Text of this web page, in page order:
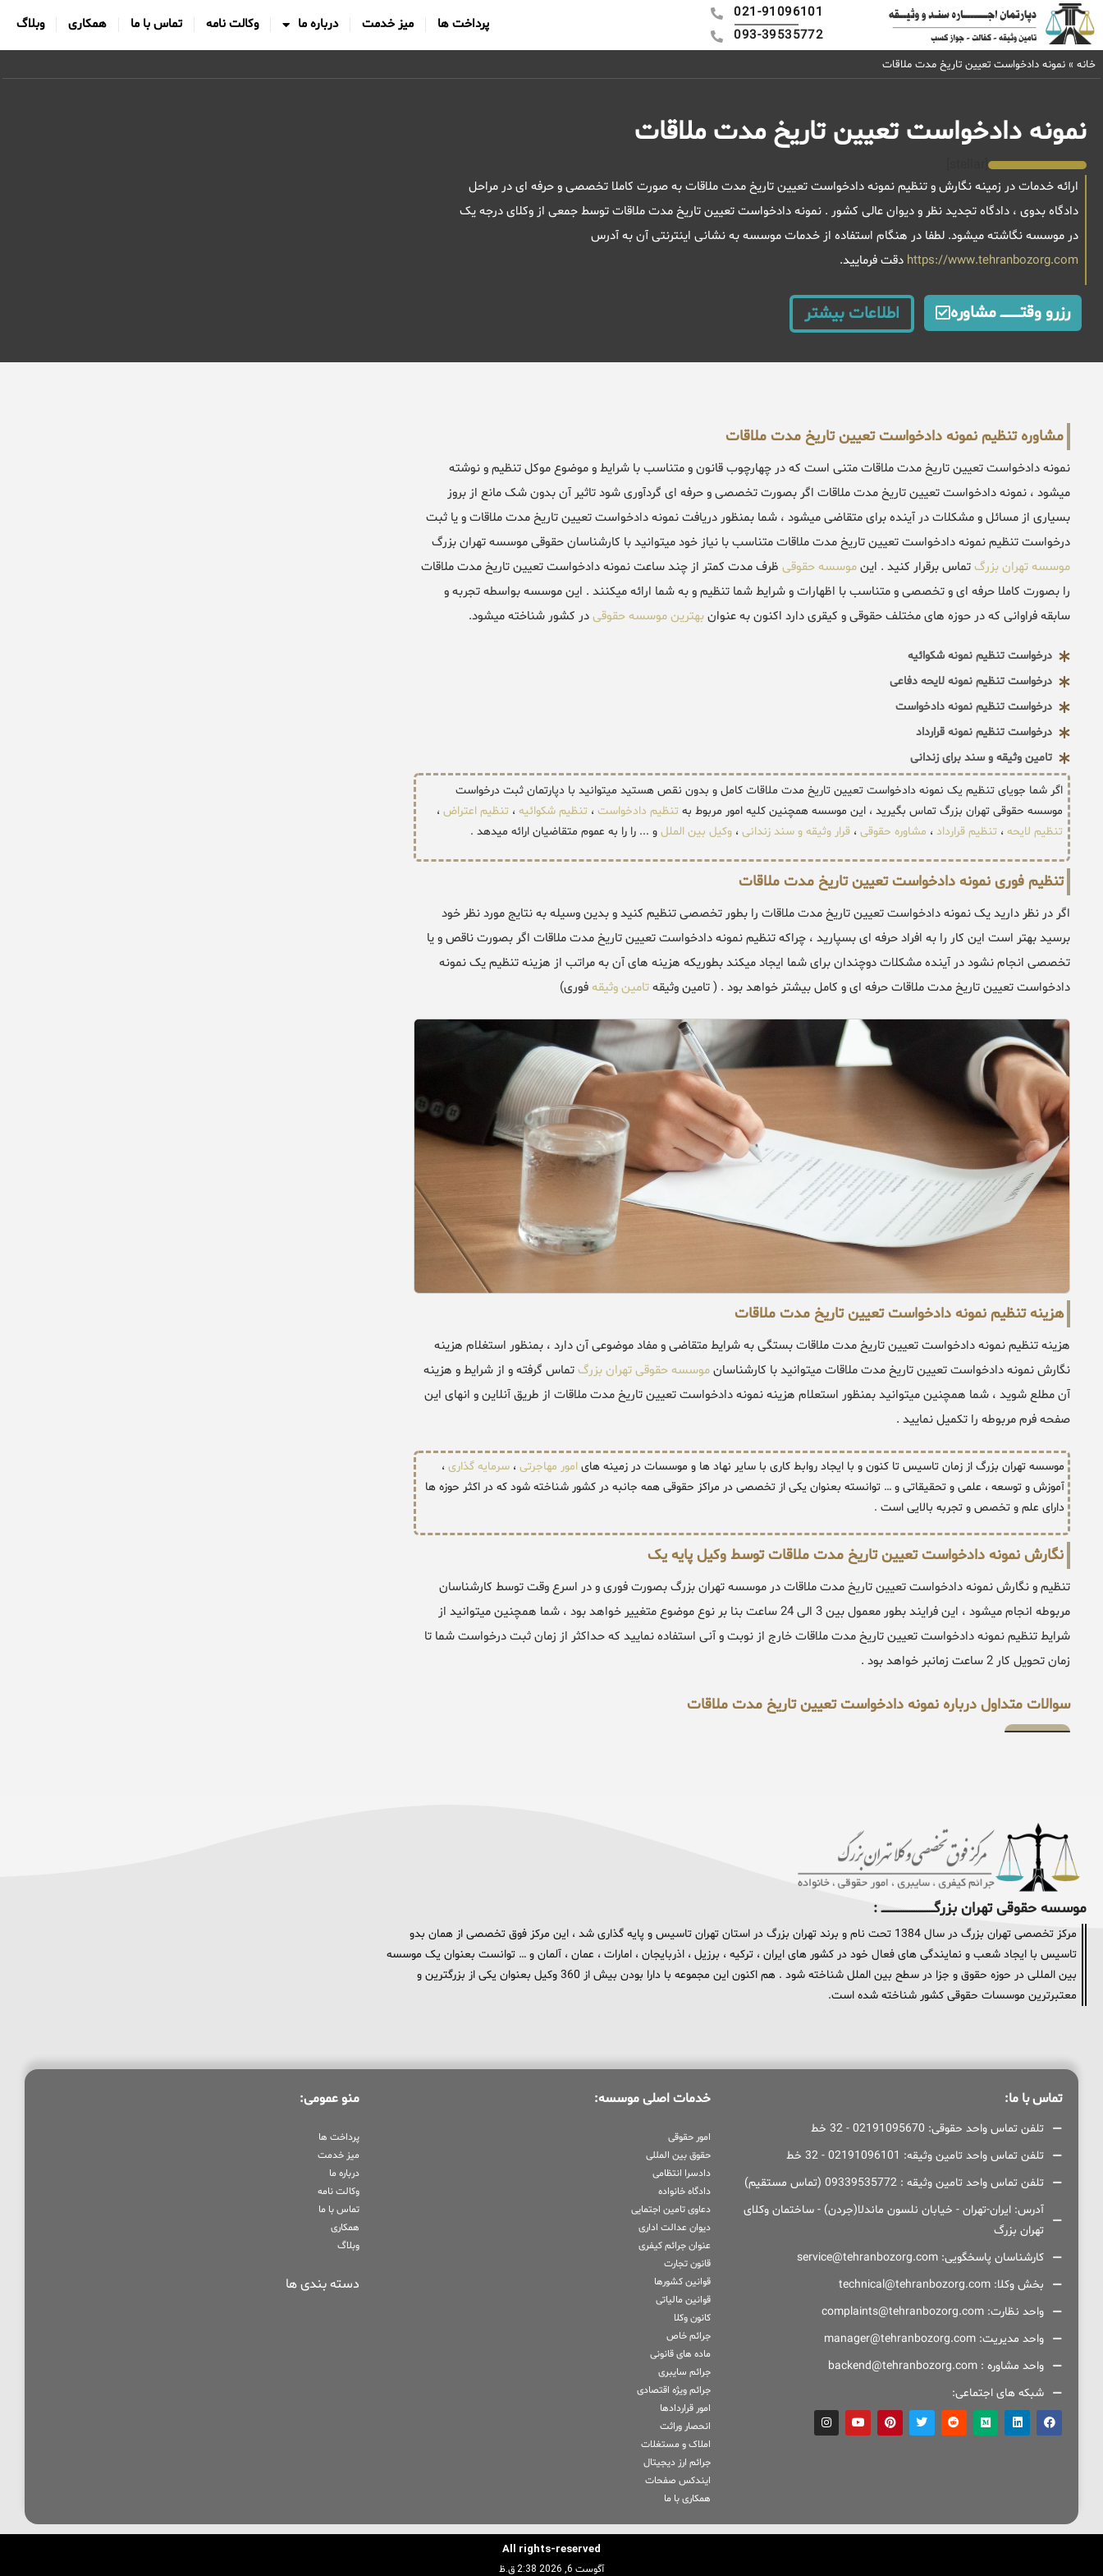
021-91096101
093-39535772
پرداخت ها میز خدمت درباره ما وکالت نامه تماس با ما همکاری وبلاگ
خانه » نمونه دادخواست تعیین تاریخ مدت ملاقات
نمونه دادخواست تعیین تاریخ مدت ملاقات
ارائه خدمات در زمینه نگارش و تنظیم نمونه دادخواست تعیین تاریخ مدت ملاقات به صورت کاملا تخصصی و حرفه ای در مراحل
دادگاه بدوی ، دادگاه تجدید نظر و دیوان عالی کشور . نمونه دادخواست تعیین تاریخ مدت ملاقات توسط جمعی از وکلای درجه یک
در موسسه نگاشته میشود. لطفا در هنگام استفاده از خدمات موسسه به نشانی اینترنتی آن به آدرس
https://www.tehranbozorg.com دقت فرمایید.
رزرو وقتــــــــــــ مشاوره اطلاعات بیشتر
مشاوره تنظیم نمونه دادخواست تعیین تاریخ مدت ملاقات
نمونه دادخواست تعیین تاریخ مدت ملاقات متنی است که در چهارچوب قانون و متناسب با شرایط و موضوع موکل تنظیم و نوشته
میشود ، نمونه دادخواست تعیین تاریخ مدت ملاقات اگر بصورت تخصصی و حرفه ای گردآوری شود تاثیر آن بدون شک مانع از بروز
بسیاری از مسائل و مشکلات در آینده برای متقاضی میشود ، شما بمنظور دریافت نمونه دادخواست تعیین تاریخ مدت ملاقات و یا ثبت
درخواست تنظیم نمونه دادخواست تعیین تاریخ مدت ملاقات متناسب با نیاز خود میتوانید با کارشناسان حقوقی موسسه تهران بزرگ
موسسه تهران بزرگتماس برقرار کنید . اینموسسه حقوقی ظرف مدت کمتر از چند ساعت نمونه دادخواست تعیین تاریخ مدت ملاقات
را بصورت کاملا حرفه ای و تخصصی و متناسب با اظهارات و شرایط شما تنظیم و به شما ارائه میکنند . این موسسه بواسطه تجربه و
سابقه فراوانی که در حوزه های مختلف حقوقی و کیقری دارد اکنون به عنوانبهترین موسسه حقوقیدر کشور شناخته میشود.
درخواست تنظیم نمونه شکوائیه
درخواست تنظیم نمونه لایحه دفاعی
درخواست تنظیم نمونه دادخواست
درخواست تنظیم نمونه قرارداد
تامین وثیقه و سند برای زندانی
اگر شما جویای تنظیم یک نمونه دادخواست تعیین تاریخ مدت ملاقات کامل و بدون نقص هستید میتوانید با دپارتمان ثبت درخواست
موسسه حقوقی تهران بزرگ تماس بگیرید ، این موسسه همچنین کلیه امور مربوط به تنظیم دادخواست ، تنظیم شکوائیه ، تنظیم اعتراض ،
تنظیم لایحه ، تنظیم قرارداد ، مشاوره حقوقی ، قرار وثیقه و سند زندانی ، وکیل بین الملل و ... را را به عموم متقاضیان ارائه میدهد .
تنظیم فوری نمونه دادخواست تعیین تاریخ مدت ملاقات
اگر در نظر دارید یک نمونه دادخواست تعیین تاریخ مدت ملاقات را بطور تخصصی تنظیم کنید و بدین وسیله به نتایج مورد نظر خود
برسید بهتر است این کار را به افراد حرفه ای بسپارید ، چراکه تنظیم نمونه دادخواست تعیین تاریخ مدت ملاقات اگر بصورت ناقص و یا
تخصصی انجام نشود در آینده مشکلات دوچندان برای شما ایجاد میکند بطوریکه هزینه های آن به مراتب از هزینه تنظیم یک نمونه
دادخواست تعیین تاریخ مدت ملاقات حرفه ای و کامل بیشتر خواهد بود . ( تامین وثیقهتامین وثیقهفوری)
هزینه تنظیم نمونه دادخواست تعیین تاریخ مدت ملاقات
هزینه تنظیم نمونه دادخواست تعیین تاریخ مدت ملاقات بستگی به شرایط متقاضی و مفاد موضوعی آن دارد ، بمنظور استغلام هزینه
نگارش نمونه دادخواست تعیین تاریخ مدت ملاقات میتوانید با کارشناسانموسسه حقوقی تهران بزرگتماس گرفته و از شرایط و هزینه
آن مطلع شوید ، شما همچنین میتوانید بمنظور استعلام هزینه نمونه دادخواست تعیین تاریخ مدت ملاقات از طریق آنلاین و انهای این
صفحه فرم مربوطه را تکمیل نمایید .
موسسه تهران بزرگ از زمان تاسیس تا کنون و با ایجاد روابط کاری با سایر نهاد ها و موسسات در زمینه های امور مهاجرتی ، سرمایه گذاری ،
آموزش و توسعه ، علمی و تحقیقاتی و … توانسته بعنوان یکی از تخصصی در مراکز حقوقی همه جانبه در کشور شناخته شود که در اکثر حوزه ها
دارای علم و تخصص و تجربه بالایی است .
نگارش نمونه دادخواست تعیین تاریخ مدت ملاقات توسط وکیل پایه یک
تنظیم و نگارش نمونه دادخواست تعیین تاریخ مدت ملاقات در موسسه تهران بزرگ بصورت فوری و در اسرع وقت توسط کارشناسان
مربوطه انجام میشود ، این فرایند بطور معمول بین 3 الی 24 ساعت بنا بر نوع موضوع متغییر خواهد بود ، شما همچنین میتوانید از
شرایط تنظیم نمونه دادخواست تعیین تاریخ مدت ملاقات خارج از نوبت و آنی استفاده نمایید که حداکثر از زمان ثبت درخواست شما تا
زمان تحویل کار 2 ساعت زمانبر خواهد بود .
سوالات متداول درباره نمونه دادخواست تعیین تاریخ مدت ملاقات
موسسه حقوقی تهران بزرگــــــــــــــــــــــــــــــــ :
مرکز تخصصی تهران بزرگ در سال 1384 تحت نام و برند تهران بزرگ در استان تهران تاسیس و پایه گذاری شد ، این مرکز فوق تخصصی از همان بدو
تاسیس با ایجاد شعب و نمایندگی های فعال خود در کشور های ایران ، ترکیه ، برزیل ، اذربایجان ، امارات ، عمان ، آلمان و … توانست بعنوان یک موسسه
بین المللی در حوزه حقوق و جزا در سطح بین الملل شناخته شود . هم اکنون این مجموعه با دارا بودن بیش از 360 وکیل بعنوان یکی از بزرگترین و
معتبرترین موسسات حقوقی کشور شناخته شده است.
تماس با ما:
تلفن تماس واحد حقوقی: 02191095670 - 32 خط
تلفن تماس واحد تامین وثیقه: 02191096101 - 32 خط
تلفن تماس واحد تامین وثیقه : 09339535772 (تماس مستقیم)
آدرس: ایران-تهران - خیابان نلسون ماندلا(جردن) - ساختمان وکلای
تهران بزرگ
کارشناسان پاسخگویی: service@tehranbozorg.com
بخش وکلا: technical@tehranbozorg.com
واحد نظارت: complaints@tehranbozorg.com
واحد مدیریت: manager@tehranbozorg.com
واحد مشاوره : backend@tehranbozorg.com
شبکه های اجتماعی:
خدمات اصلی موسسه:
امور حقوقی
حقوق بین المللی
دادسرا انتظامی
دادگاه خانواده
دعاوی تامین اجتمایی
دیوان عدالت اداری
عنوان جرائم کیفری
قانون تجارت
قوانین کشورها
قوانین مالیاتی
کانون وکلا
جرائم خاص
ماده های قانونی
جرائم سایبری
جرائم ویژه اقتصادی
امور قراردادها
انحصار وراثت
املاک و مستغلات
جرائم ارز دیجیتال
ایندکس صفحات
همکاری با ما
منو عمومی:
پرداخت ها
میز خدمت
درباره ما
وکالت نامه
تماس با ما
همکاری
وبلاگ
دسته بندی ها
All rights-reserved
آگوست 6, 2026 2:38 ق.ظ